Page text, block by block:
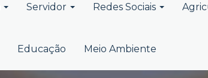
Servidor Redes Sociais
Educação Meio Ambiente